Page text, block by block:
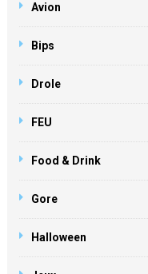
Avion
Bips
Drole
FEU
Food & Drink
Gore
Halloween